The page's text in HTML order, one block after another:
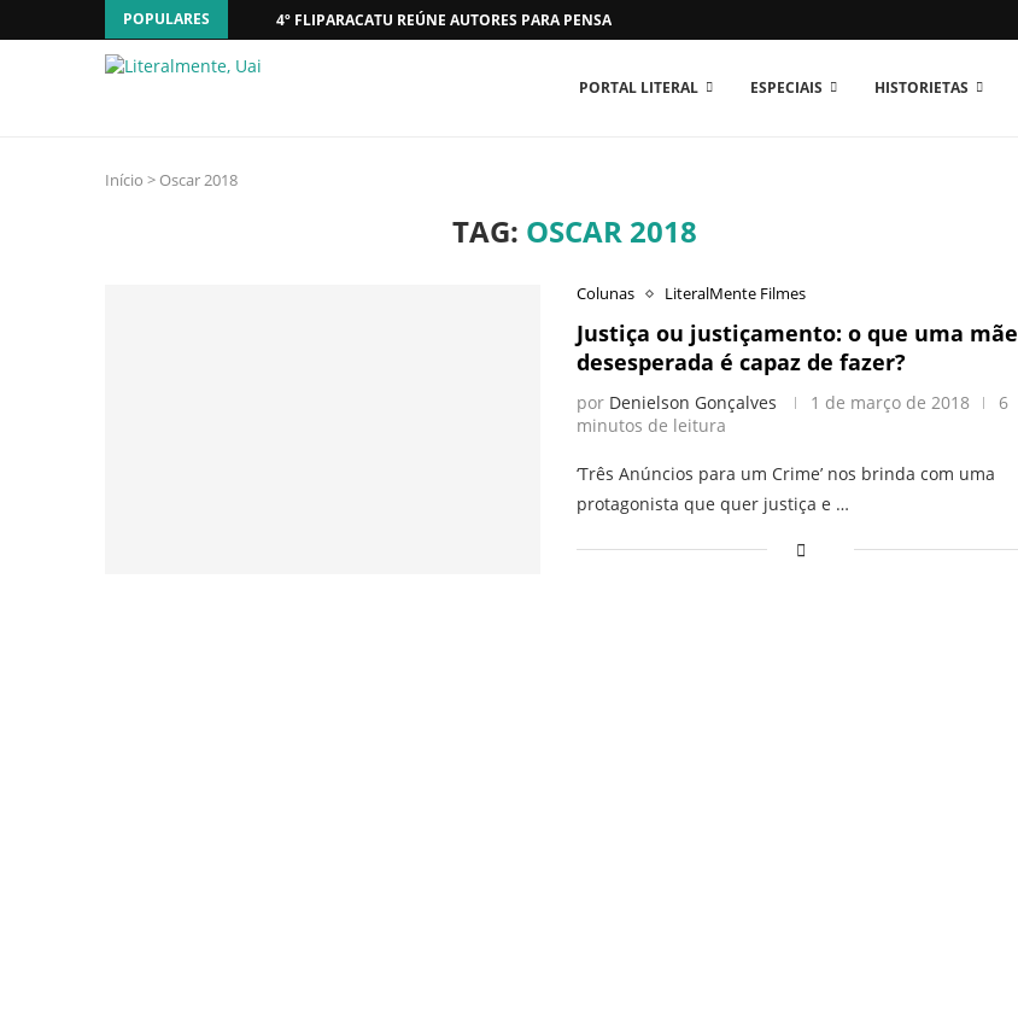
POPULARES 4º FLIPARACATU REÚNE AUTORES PARA PENSAR O MUNDO...
PORTAL LITERAL ESPECIAIS HISTORIETAS
Início > Oscar 2018
TAG: OSCAR 2018
Colunas LiteralMente Filmes
Justiça ou justiçamento: o que uma mãe
desesperada é capaz de fazer?
por Denielson Gonçalves 1 de março de 2018
6
minutos de leitura
‘Três Anúncios para um Crime’ nos brinda com uma
protagonista que quer justiça e …